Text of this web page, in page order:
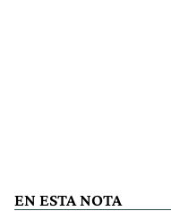
EN ESTA NOTA